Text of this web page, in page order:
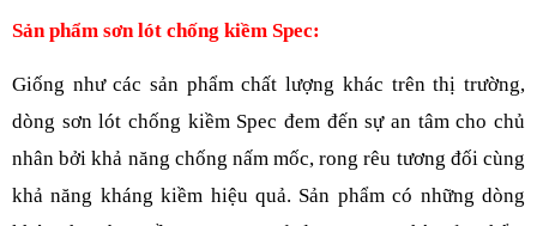
Sản phẩm sơn lót chống kiềm Spec:
Giống như các sản phẩm chất lượng khác trên thị trường,
dòng sơn lót chống kiềm Spec đem đến sự an tâm cho chủ
nhân bởi khả năng chống nấm mốc, rong rêu tương đối cùng
khả năng kháng kiềm hiệu quả. Sản phẩm có những dòng